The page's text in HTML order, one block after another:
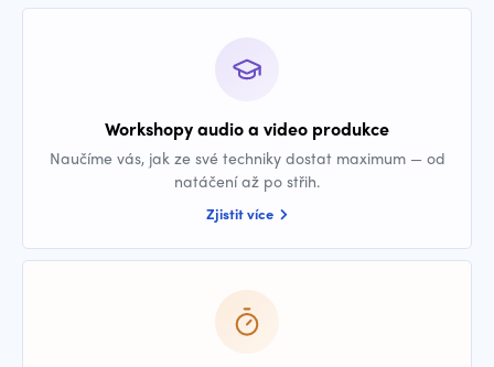
Workshopy audio a video produkce
Naučíme vás, jak ze své techniky dostat maximum — od
natáčení až po střih.
Zjistit více